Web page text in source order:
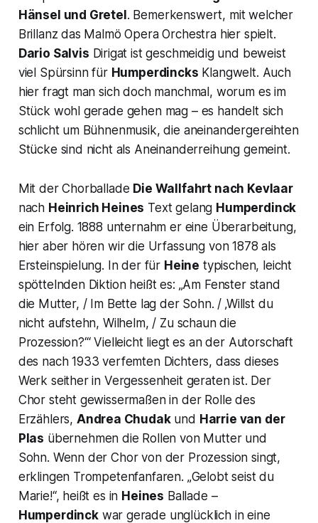
Hänsel und Gretel. Bemerkenswert, mit welcher
Brillanz das Malmö Opera Orchestra hier spielt.
Dario Salvis Dirigat ist geschmeidig und beweist
viel Spürsinn für Humperdincks Klangwelt. Auch
hier fragt man sich doch manchmal, worum es im
Stück wohl gerade gehen mag – es handelt sich
schlicht um Bühnenmusik, die aneinandergereihten
Stücke sind nicht als Aneinanderreihung gemeint.
Mit der Chorballade Die Wallfahrt nach Kevlaar
nach Heinrich Heines Text gelang Humperdinck
ein Erfolg. 1888 unternahm er eine Überarbeitung,
hier aber hören wir die Urfassung von 1878 als
Ersteinspielung. In der für Heine typischen, leicht
spöttelnden Diktion heißt es: „Am Fenster stand
die Mutter, / Im Bette lag der Sohn. / ‚Willst du
nicht aufstehn, Wilhelm, / Zu schaun die
Prozession?‘“ Vielleicht liegt es an der Autorschaft
des nach 1933 verfemten Dichters, dass dieses
Werk seither in Vergessenheit geraten ist. Der
Chor steht gewissermaßen in der Rolle des
Erzählers, Andrea Chudakund Harrie van der
Plas übernehmen die Rollen von Mutter und
Sohn. Wenn der Chor von der Prozession singt,
erklingen Trompetenfanfaren. „Gelobt seist du
Marie!“, heißt es in Heines Ballade –
Humperdinckwar gerade unglücklich in eine